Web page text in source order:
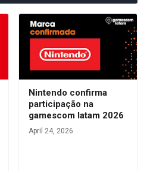
Nintendo confirma
participação na
gamescom latam 2026
April 24, 2026